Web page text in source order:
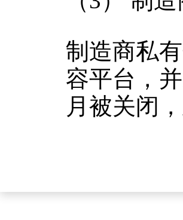
制造商私
容平台，
月被关闭